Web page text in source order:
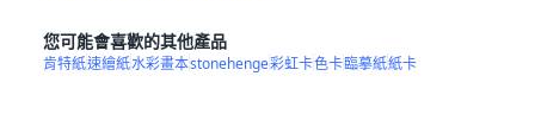
您可能會喜歡的其他產品
肯特紙速繪紙水彩畫本stonehenge彩虹卡色卡臨摹紙紙卡